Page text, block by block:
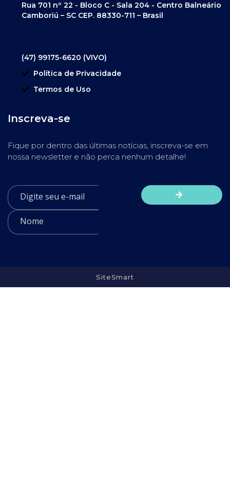
Rua 701 nº 22 - Bloco C - Sala 204 - Centro Balneário
Camboriú – SC CEP. 88330-711 – Brasil
(47) 99175-6620 (VIVO)
Política de Privacidade
Termos de Uso
Inscreva-se
Fique por dentro das últimas notícias, inscreva-se em
nossa newsletter e não perca nenhum detalhe!
SiteSmart